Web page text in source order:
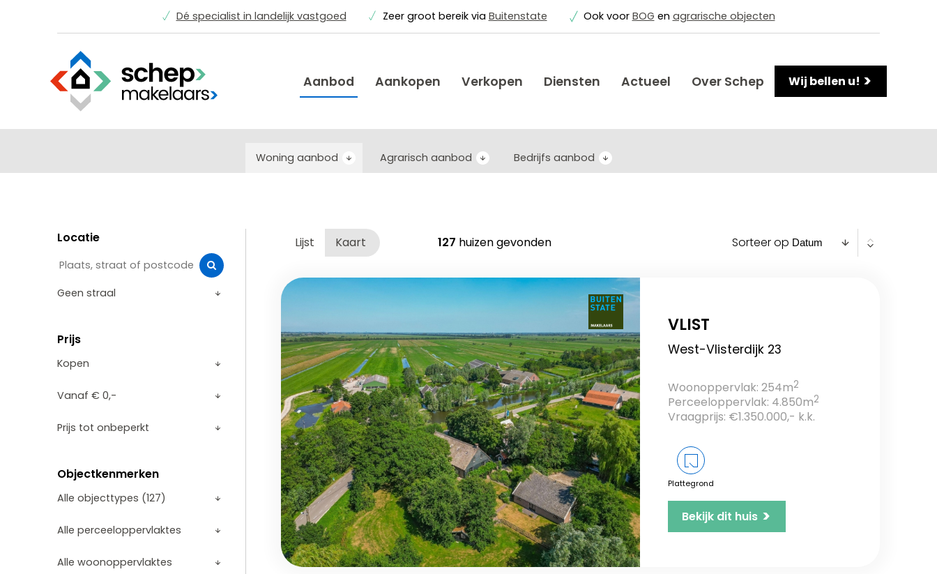
Dé specialist in landelijk vastgoed Zeer groot bereik via Buitenstate Ook voor BOG en agrarische objecten
Aanbod Aankopen Verkopen Diensten Actueel Over Schep Wij bellen u! >
Woning aanbod Agrarisch aanbod Bedrijfs aanbod
Locatie
Prijs
Objectkenmerken
Lijst Kaart 127 huizen gevonden Sorteer op
VLIST
West-Vlisterdijk 23
Woonoppervlak: 254m2
Perceeloppervlak: 4.850m2
Vraagprijs: €1.350.000,- k.k.
Plattegrond
Bekijk dit huis >